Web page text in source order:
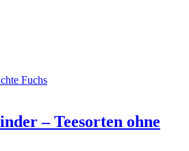
– Teesorten ohne